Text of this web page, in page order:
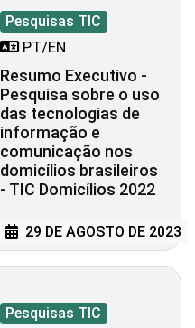
Pesquisas TIC
PT/EN
Resumo Executivo -
Pesquisa sobre o uso
das tecnologias de
informação e
comunicação nos
domicílios brasileiros
- TIC Domicílios 2022
29 DE AGOSTO DE 2023
Pesquisas TIC